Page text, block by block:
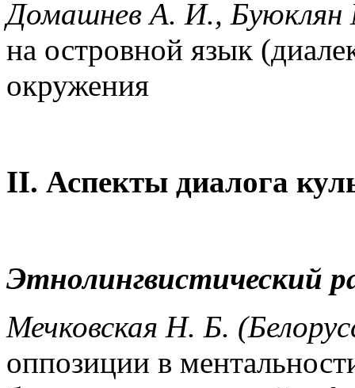
Домашнев А. И., Буюклян
на островной язык
окружения
II. Аспекты диалога
Этнолингвистический
Мечковская Н. Б.
оппозиции в